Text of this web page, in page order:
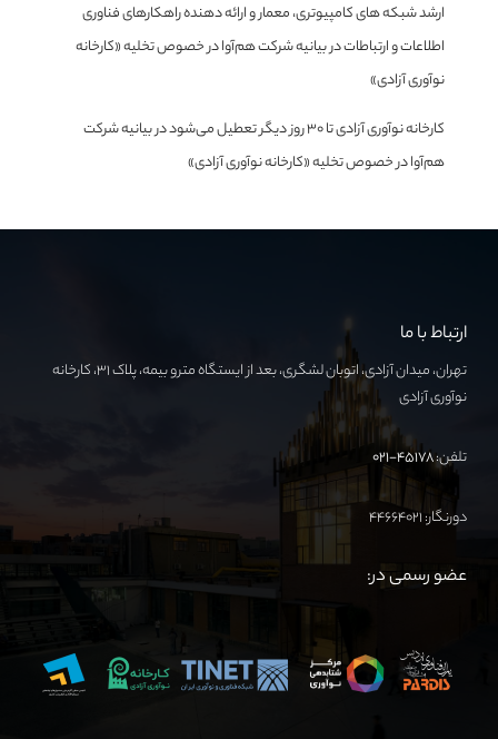
ارشد شبکه های کامپیوتری، معمار و ارائه دهنده راهکارهای فناوری
اطلاعات و ارتباطاتدربیانیه شرکت هم‌آوا در خصوص تخلیه «کارخانه
نوآوری آزادی»
کارخانه نوآوری آزادی تا ۳۰ روز دیگر تعطیل می‌شود دربیانیه شرکت
هم‌آوا در خصوص تخلیه «کارخانه نوآوری آزادی»
ارتباط با ما
تهران، میدان آزادی، اتوبان لشگری، بعد از ایستگاه مترو بیمه، پلاک ۳۱، کارخانه
نوآوری آزادی
تلفن:۴۵۱۷۸-۰۲۱
دورنگار: ۴۴۶۶۴۰۲۱
عضو رسمی در: